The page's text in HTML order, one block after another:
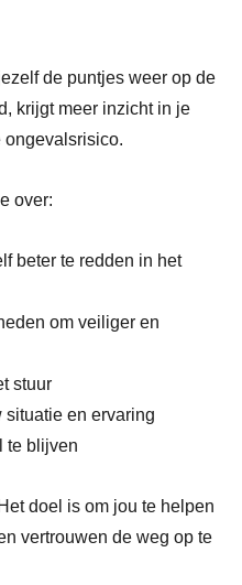
de puntjes weer op de
krijgt meer inzicht in je
over:
beter te redden in het
om veiliger en
stuur
en ervaring
te blijven
doel is om jou te helpen
vertrouwen de weg op te